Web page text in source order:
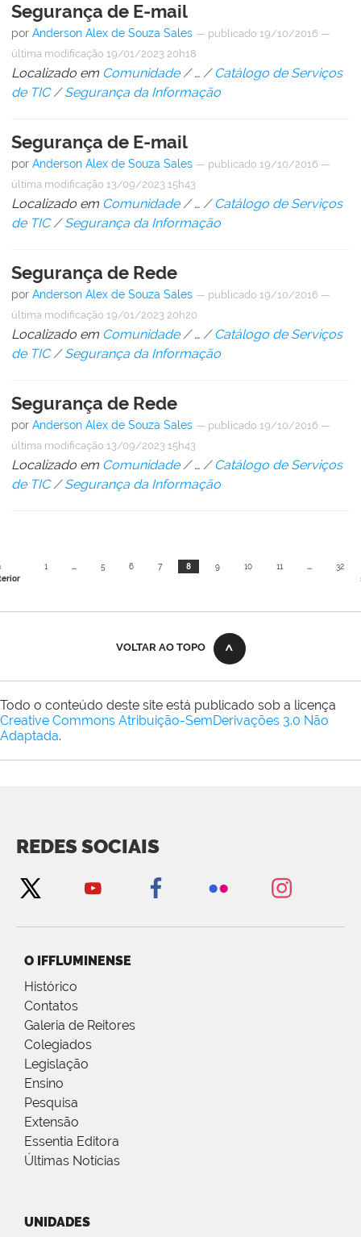
Segurança de E-mail
por Anderson Alex de Souza Sales — publicado 19/10/2016 —
última modificação 19/01/2023 20h18
Localizado em Comunidade /… / Catálogo de Serviços
de TIC /Segurança da Informação
Segurança de E-mail
por Anderson Alex de Souza Sales — publicado 19/10/2016 —
última modificação 13/09/2023 15h43
Localizado em Comunidade /… / Catálogo de Serviços
de TIC /Segurança da Informação
Segurança de Rede
por Anderson Alex de Souza Sales — publicado 19/10/2016 —
última modificação 19/01/2023 20h20
Localizado em Comunidade /… / Catálogo de Serviços
de TIC /Segurança da Informação
Segurança de Rede
por Anderson Alex de Souza Sales — publicado 19/10/2016 —
última modificação 13/09/2023 15h43
Localizado em Comunidade /… / Catálogo de Serviços
de TIC /Segurança da Informação
1 ... 5 6 7 8 9 10 11 ...
32
VOLTAR AO TOPO
Todo o conteúdo deste site está publicado sob a licença
Creative Commons Atribuição-SemDerivações 3.0 Não
Adaptada.
REDES SOCIAIS
O IFFLUMINENSE
Histórico
Contatos
Galeria de Reitores
Colegiados
Legislação
Ensino
Pesquisa
Extensão
Essentia Editora
Últimas Notícias
UNIDADES